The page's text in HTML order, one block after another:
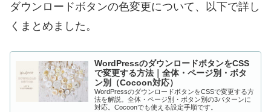
ダウンロードボタンの色変更について、以下で詳し
くまとめました。
WordPressのダウンロードボタンをCSS
で変更する方法｜全体・ページ別・ボタ
ン別（Cocoon対応）
WordPressのダウンロードボタンをCSSで変更する方
法を解説。全体・ページ別・ボタン別の3パターンに
対応。Cocoonでも使える設定手順です。